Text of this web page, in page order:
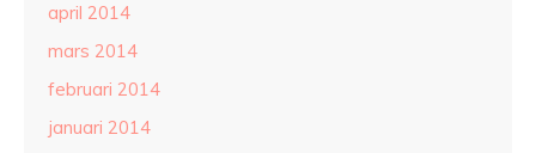
april 2014
mars 2014
februari 2014
januari 2014